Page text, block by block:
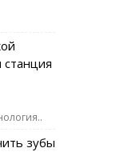
станция
зубы